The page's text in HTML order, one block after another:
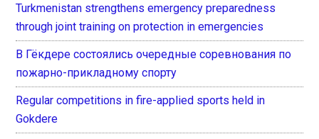
Turkmenistan strengthens emergency preparedness
through joint training on protection in emergencies
В Гёкдере состоялись очередные соревнования по
пожарно-прикладному спорту
Regular competitions in fire-applied sports held in
Gokdere